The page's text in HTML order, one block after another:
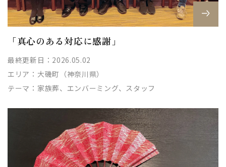
「真心のある対応に感謝」
最終更新日：2026.05.02
エリア： 大磯町（神奈川県）
テーマ： 家族葬、エンバーミング、スタッフ